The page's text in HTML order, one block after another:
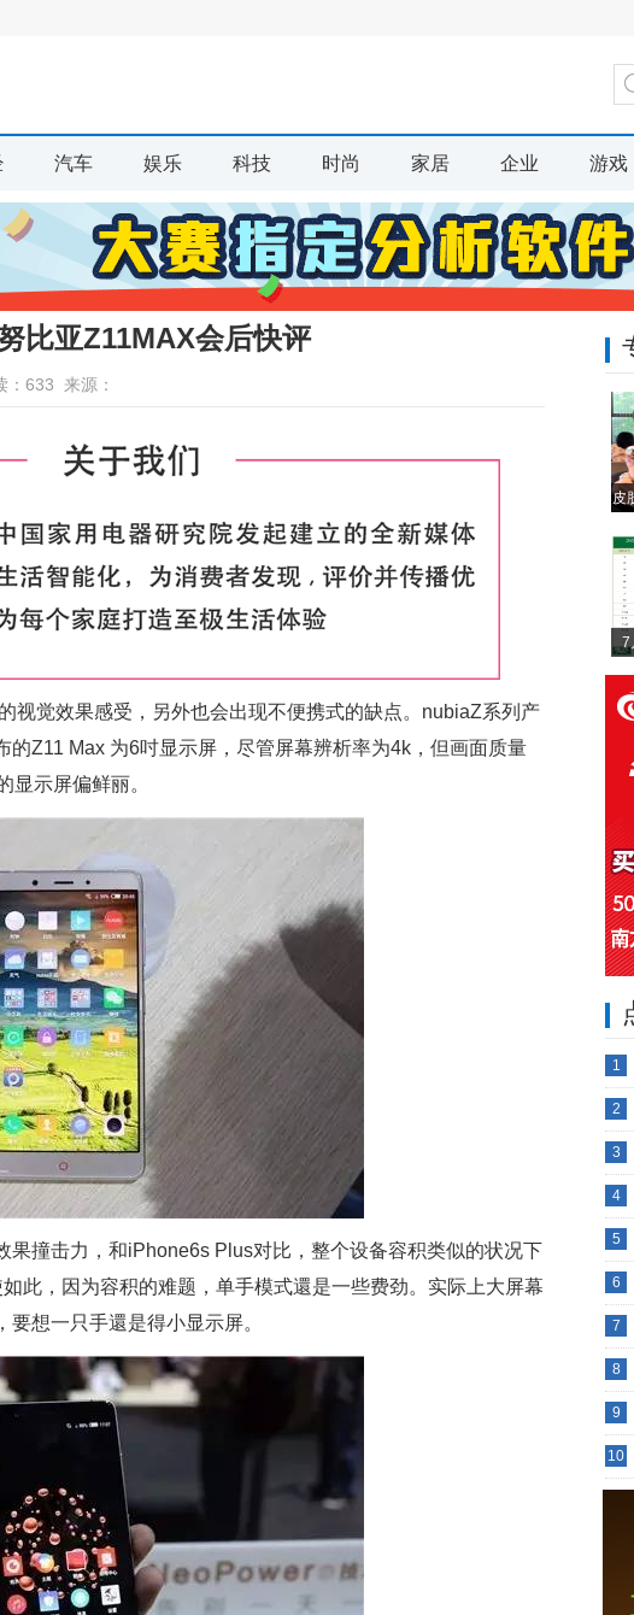
汽车 娱乐 科技 时尚 家居 企业 游戏
比亚Z11MAX会后快评
：633 来源：
视觉效果感受，另外也会出现不便携式的缺点。nubiaZ系列产
的Z11 Max 为6吋显示屏，尽管屏幕辨析率为4k，但画面质量
显示屏偏鲜丽。
果撞击力，和iPhone6s Plus对比，整个设备容积类似的状况下
此，因为容积的难题，单手模式還是一些费劲。实际上大屏幕
想一只手還是得小显示屏。
皮
7
1
2
3
4
5
6
7
8
9
10